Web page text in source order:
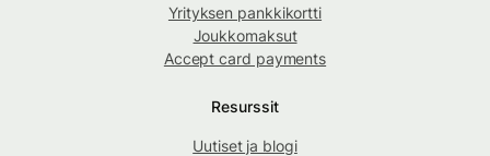
Yrityksen pankkikortti
Joukkomaksut
Accept card payments
Resurssit
Uutiset ja blogi